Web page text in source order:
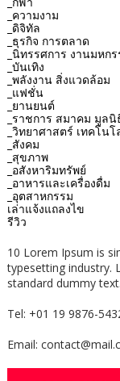
_ความงาม
_ดิจิทัล
_ธุรกิจ การตลาด
_นิทรรศการ งานมหก
_บันเทิง
_พลังงาน สิ่งแวดล้อม
_แฟชั่น
_ยานยนต์
_ราชการ สมาคม มูลนิ
_วิทยาศาสตร์ เทคโน
_สังคม
_สุขภาพ
_อสังหาริมทรัพย์
_อาหารและเครื่องดื่ม
_อุตสาหกรรม
เล่าแจ้งแถลงไข
รีวิว
10 Lorem Ipsum is
typesetting industry.
standard dummy text.
Tel: +01 19 9876-
Email: